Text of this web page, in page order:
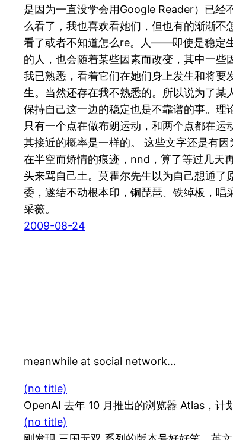
是因为一直没学会用Google Reader）已经
么看了，我也喜欢看她们，但也有的渐渐不
看了或者不知道怎么re。人——即使是稳定
的人，也会随着某些因素而改变，其中一些
我已熟悉，看着它们在她们身上发生和将要
生。当然还存在我不熟悉的。所以说为了某
保持自己这一边的稳定也是不靠谱的事。理
只有一个点在做布朗运动，和两个点都在运
其接近的概率是一样的。 这些文字还是有因
在半空而矫情的痕迹，nnd，算了等过几天
头来骂自己土。莫霍尔先生以为自己想通了
委，遂结不动根本印，铜琵琶、铁绰板，唱
采薇。
2009-08-24
meanwhile at social network…
(no title)
OpenAI 去年 10 月推出的浏览器 Atlas，计
(no title)